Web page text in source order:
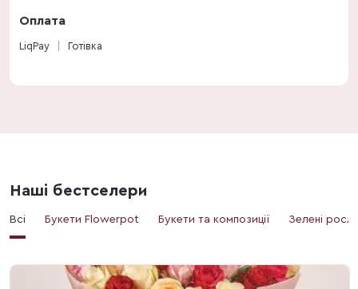
Оплата
LiqPay Готівка
Наші бестселери
Всі Букети Flowerpot Букети та композиції Зелені